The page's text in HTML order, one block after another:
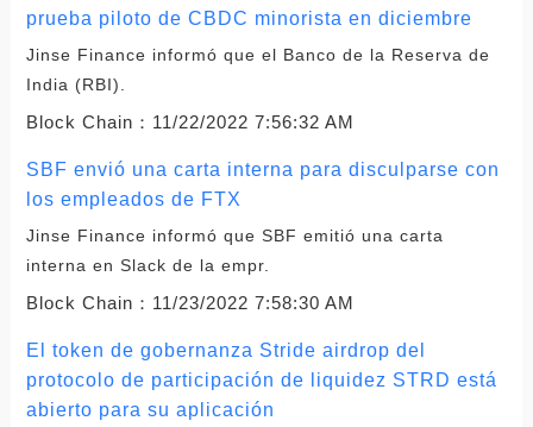
prueba piloto de CBDC minorista en diciembre
Jinse Finance informó que el Banco de la Reserva de
India (RBI).
Block Chain： 11/22/2022 7:56:32 AM
SBF envió una carta interna para disculparse con
los empleados de FTX
Jinse Finance informó que SBF emitió una carta
interna en Slack de la empr.
Block Chain： 11/23/2022 7:58:30 AM
El token de gobernanza Stride airdrop del
protocolo de participación de liquidez STRD está
abierto para su aplicación